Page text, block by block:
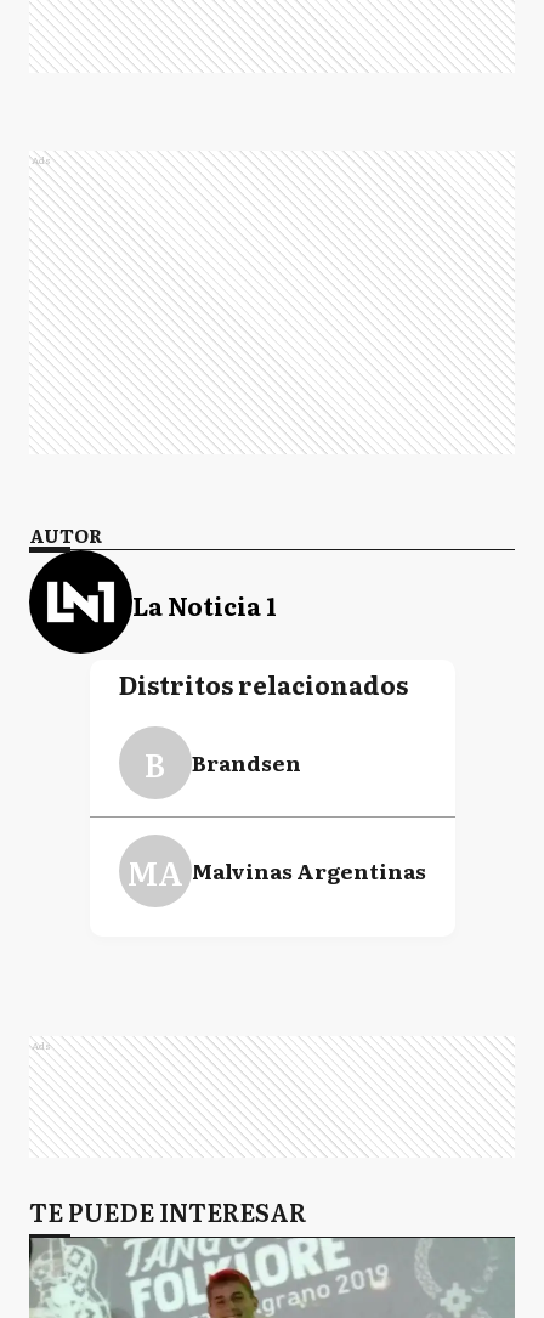
Ads
AUTOR
La Noticia 1
Distritos relacionados
B Brandsen
MA Malvinas Argentinas
Ads
TE PUEDE INTERESAR